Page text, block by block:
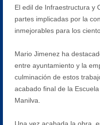
El edil de Infraestructura y
partes implicadas por la
inmejorables para los
Mario Jimenez ha
entre ayuntamiento y la
culminación de estos
acabado final de la
Manilva.
Una vez acabada la obra,